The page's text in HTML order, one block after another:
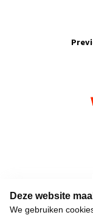
Deze website
We gebruiken